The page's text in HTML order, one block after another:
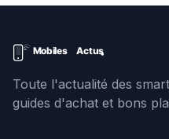
Toute l'actualité des
guides d'achat et bons